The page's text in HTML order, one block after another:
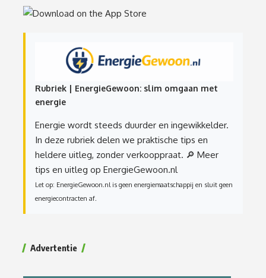
Rubriek | EnergieGewoon: slim omgaan met
energie
Energie wordt steeds duurder en ingewikkelder.
In deze rubriek delen we praktische tips en
heldere uitleg, zonder verkooppraat. 🔎 Meer
tips en uitleg op EnergieGewoon.nl
Let op: EnergieGewoon.nl is geen energiemaatschappij en sluit geen
energiecontracten af.
Advertentie